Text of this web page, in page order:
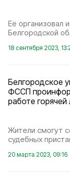
Её организовал
Белгородской
18 сентября 2023,
Белгородское
ФССП
работе горячей
Жители смогут
судебных
20 марта 2023, 09:16